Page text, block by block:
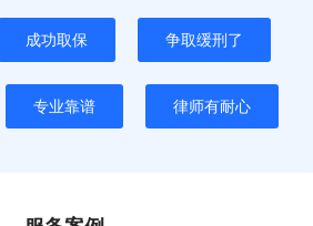
成功取保 争取缓刑了
专业靠谱 律师有耐心